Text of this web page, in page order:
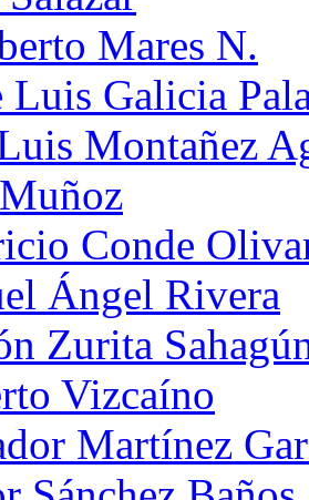
Mares N.
Luis Galicia
Montañez
Conde
Ángel Rivera
Zurita
Vizcaíno
Martínez